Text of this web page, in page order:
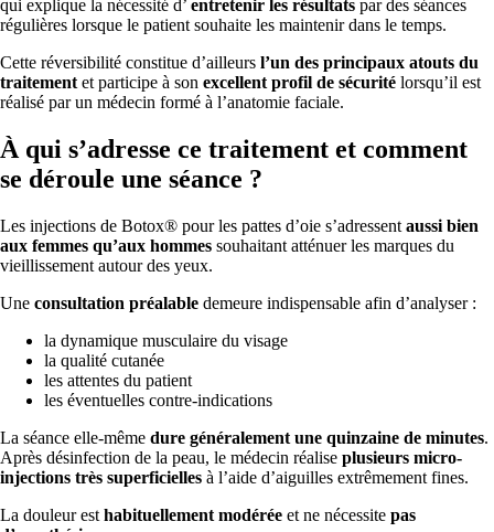
qui explique la nécessité d’ entretenir les résultats par des séances
régulières lorsque le patient souhaite les maintenir dans le temps.
Cette réversibilité constitue d’ailleurs l’un des principaux atouts du
traitement et participe à son excellent profil de sécurité lorsqu’il est
réalisé par un médecin formé à l’anatomie faciale.
À qui s’adresse ce traitement et comment
se déroule une séance ?
Les injections de Botox® pour les pattes d’oie s’adressent aussi bien
aux femmes qu’aux hommes souhaitant atténuer les marques du
vieillissement autour des yeux.
Une consultation préalable demeure indispensable afin d’analyser :
la dynamique musculaire du visage
la qualité cutanée
les attentes du patient
les éventuelles contre-indications
La séance elle-même dure généralement une quinzaine de minutes.
Après désinfection de la peau, le médecin réalise plusieurs micro-
injections très superficielles à l’aide d’aiguilles extrêmement fines.
La douleur est habituellement modérée et ne nécessite pas